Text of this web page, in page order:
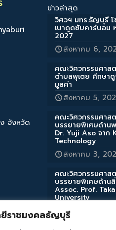
ยีราชมงคลธัญบุรี
จังหวัด
ข่าวล่าสุด
วิศวฯ มทร.ธัญบุรี โ
เบาดูดซับคาร์บอน
2027
สิงหาคม 6,
คณะวิศวกรรมศาส
ตำบลพุเตย ศึกษาดู
มูลค่า
สิงหาคม 5,
คณะวิศวกรรมศา
บรรยายพิเศษด้าน
Dr. Yuji Aso จา
Technology
สิงหาคม 3,
คณะวิศวกรรมศา
บรรยายพิเศษด้าน
Assoc. Prof.
University
สิงหาคม 3, 2026